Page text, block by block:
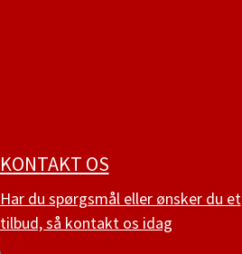
KONTAKT OS
Har du spørgsmål eller ønsker du et
tilbud, så kontakt os idag